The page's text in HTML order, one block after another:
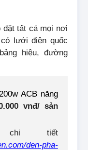
đặt tất cả mọi nơi
lưới điện quốc
hiệu, đường
ACB năng
vnđ/ sản
chi tiết
den-pha-